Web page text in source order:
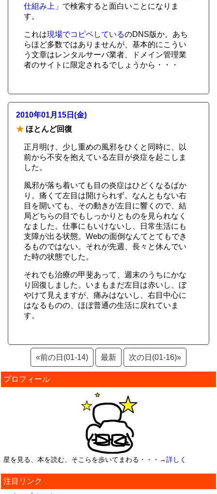
仕組み上 」で検索すると面白いことになりま
す。
これは現場でコピペしているのDNS版か。あち
らほど多数ではありませんが、基本的にこうい
う文章はレンタルサーバ業者、ドメイン管理業
者のサイトに限定されるでしょうから・・・
2010年01月15日(金)
★ ほとんど回復
正月明け、少し重めの風邪をひくと同時に、以
前から不安を抱えている左目が炎症を起こしま
した。
風邪が落ち着いても目の炎症はひどくなるばか
り。痛くて左目は開けられず。なんともない右
目を開いても、その動きが左目に響くので、結
局どちらの目でもしっかりとものを見られなく
なました。仕事にもいけないし、日常生活にも
支障が出る状態。Webの面倒なんてとてもでき
るものではない。それが先週、長々と休んでい
た時の状態でした。
それでも治療の甲斐あって、週末のうちにかな
り回復しました。いまもまだ左目は赤いし、ぼ
やけて見えますが、痛みはないし、右目中心に
はなるものの、ほぼ普通の生活に戻れていま
す。
«前の日(01-14) 最新 次の日(01-16)»
プロフィール
星を見る、本を読む、そこらを歩いてまわる・・・→詳しく
注目リンク